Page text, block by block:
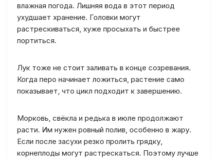
влажная погода. Лишняя вода в этот период
ухудшает хранение. Головки могут
растрескиваться, хуже просыхать и быстрее
портиться.
Лук тоже не стоит заливать в конце созревания.
Когда перо начинает ложиться, растение само
показывает, что цикл подходит к завершению.
Морковь, свёкла и редька в июле продолжают
расти. Им нужен ровный полив, особенно в жару.
Если после засухи резко пролить грядку,
корнеплоды могут растрескаться. Поэтому лучше